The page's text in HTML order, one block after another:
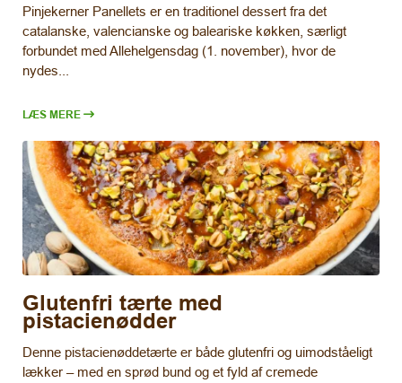
Pinjekerner Panellets er en traditionel dessert fra det
catalanske, valencianske og baleariske køkken, særligt
forbundet med Allehelgensdag (1. november), hvor de
nydes...
LÆS MERE
Glutenfri tærte med
pistacienødder
Denne pistacienøddetærte er både glutenfri og uimodståeligt
lækker – med en sprød bund og et fyld af cremede